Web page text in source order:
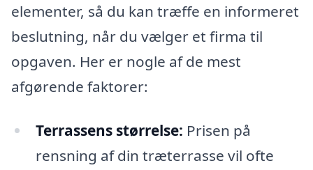
elementer, så du kan træffe en informeret
beslutning, når du vælger et firma til
opgaven. Her er nogle af de mest
afgørende faktorer:
Terrassens størrelse: Prisen på
rensning af din træterrasse vil ofte